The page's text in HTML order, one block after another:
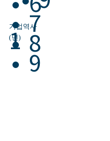
기업역사
(년)
1
6
7
8
9